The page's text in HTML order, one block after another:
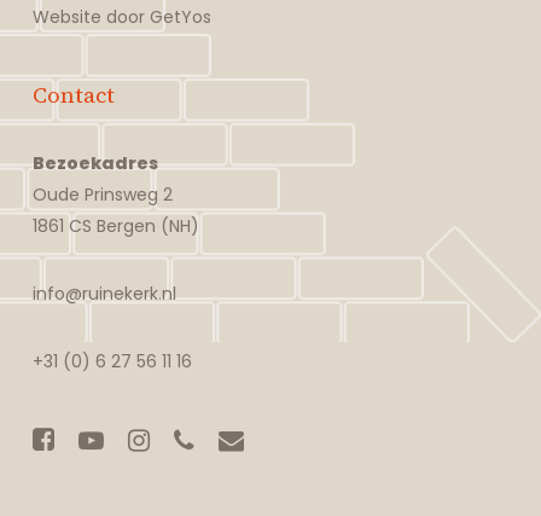
Website doorGetYos
Contact
Bezoekadres
Oude Prinsweg 2
1861 CS Bergen (NH)
info@ruinekerk.nl
+31 (0) 6 27 56 11 16